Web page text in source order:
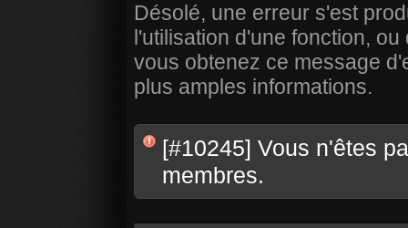
Désolé, une erreur s'est
l'utilisation d'une fonction,
vous obtenez ce message
plus amples informations.
[#10245] Vous n'êtes
membres.